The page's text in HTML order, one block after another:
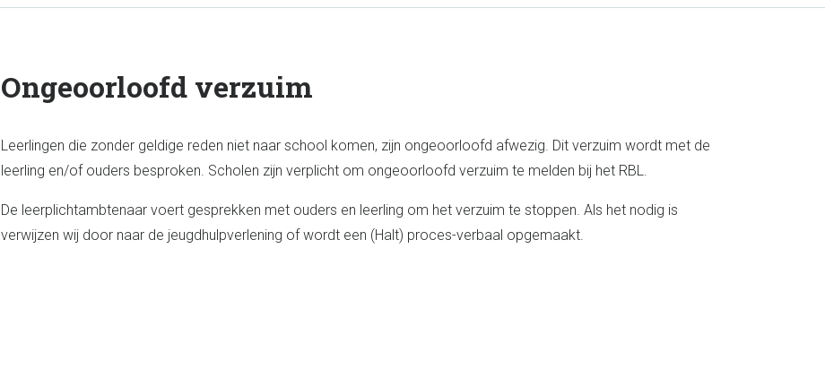
Ongeoorloofd verzuim
Leerlingen die zonder geldige reden niet naar school komen, zijn ongeoorloofd afwezig. Dit verzuim wordt met de
leerling en/of ouders besproken. Scholen zijn verplicht om ongeoorloofd verzuim te melden bij het RBL.
De leerplichtambtenaar voert gesprekken met ouders en leerling om het verzuim te stoppen. Als het nodig is
verwijzen wij door naar de jeugdhulpverlening of wordt een (Halt) proces-verbaal opgemaakt.